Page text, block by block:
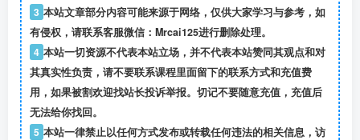
3 本站文章部分内容可能来源于网络，仅供大家学习与参考，如
有侵权，请联系客服微信：Mrcai125进行删除处理。
4 本站一切资源不代表本站立场，并不代表本站赞同其观点和对
其真实性负责，请不要联系课程里面留下的联系方式和充值费
用，如果被割欢迎找站长投诉举报。切记不要随意充值，充值后
无法给你找回。
5 本站一律禁止以任何方式发布或转载任何违法的相关信息，访